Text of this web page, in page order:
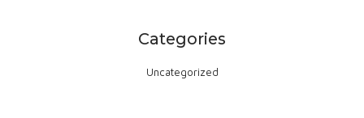
Categories
Uncategorized